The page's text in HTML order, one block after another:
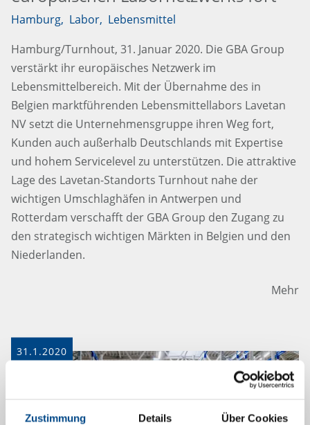
Zustimmung Details Über Cookies
Hamburg, Labor, Lebensmittel
Hamburg/Turnhout, 31. Januar 2020. Die GBA Group
verstärkt ihr europäisches Netzwerk im
Lebensmittelbereich. Mit der Übernahme des in
Belgien marktführenden Lebensmittellabors Lavetan
NV setzt die Unternehmensgruppe ihren Weg fort,
Kunden auch außerhalb Deutschlands mit Expertise
und hohem Servicelevel zu unterstützen. Die attraktive
Lage des Lavetan-Standorts Turnhout nahe der
wichtigen Umschlaghäfen in Antwerpen und
Rotterdam verschafft der GBA Group den Zugang zu
den strategisch wichtigen Märkten in Belgien und den
Niederlanden.
Mehr
31.1.2020